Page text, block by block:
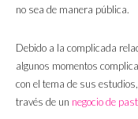
no sea de manera pública.
Debido a la complicada
algunos momentos
con el tema de sus
través de un negocio de